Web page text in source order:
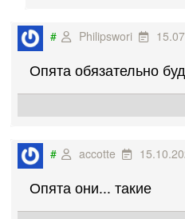
# Philipswori
Опята обязательно
# accotte
Опята они... такие